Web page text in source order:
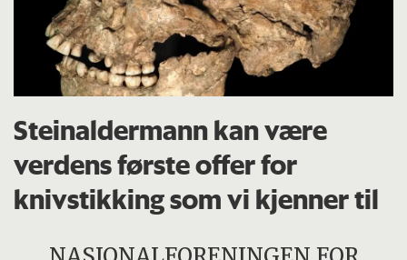
Steinaldermann kan være
verdens første offer for
knivstikking som vi kjenner til